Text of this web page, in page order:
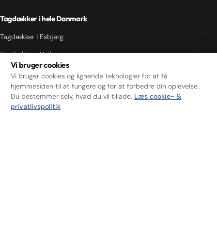
Tagdækker i hele Danmark
Tagdækker i Esbjerg
Tagdækker i Vejle
Tagdækker i Odense
Tagdækker i Aalborg
Tagdækker i Horsens
Vi bruger cookies
Vi bruger cookies og lignende teknologier for at få
hjemmesiden til at fungere og for at forbedre din oplevelse.
Du bestemmer selv, hvad du vil tillade. Læs cookie- &
privatlivspolitik